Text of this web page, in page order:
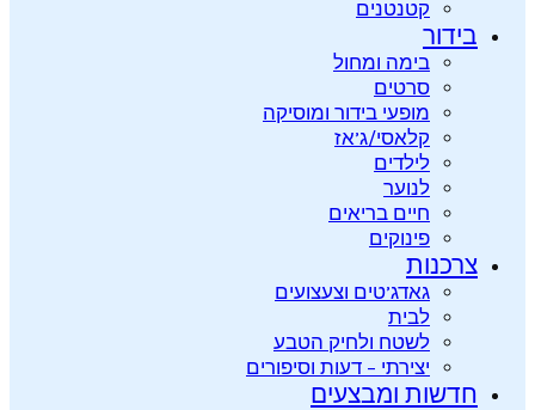
קטנטנים
בידור
בימה ומחול
סרטים
מופעי בידור ומוסיקה
קלאסי/ג’אז
לילדים
לנוער
חיים בריאים
פינוקים
צרכנות
גאדג’טים וצעצועים
לבית
לשטח ולחיק הטבע
יצירתי – דעות וסיפורים
חדשות ומבצעים